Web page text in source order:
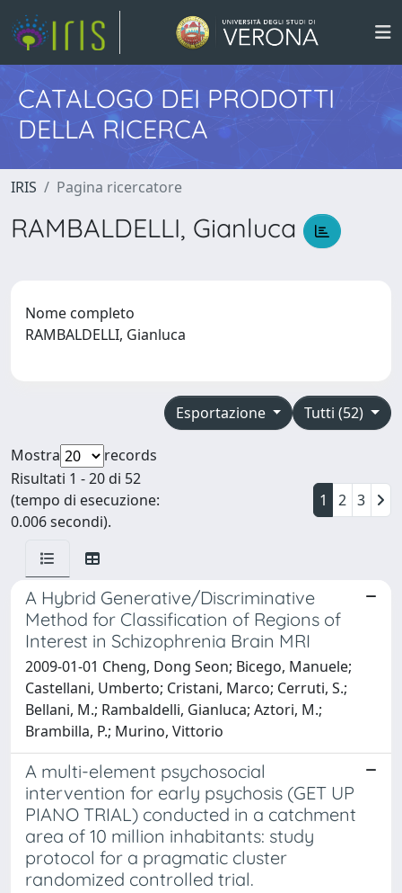
CATALOGO DEI PRODOTTI
DELLA RICERCA
IRIS Pagina ricercatore
RAMBALDELLI, Gianluca
Nome completo
RAMBALDELLI, Gianluca
Tutti (52)
Esportazione
Mostra
records
Risultati 1 - 20 di 52
(tempo di esecuzione:
0.006 secondi).
1 2 3
A Hybrid Generative/Discriminative
Method for Classification of Regions of
Interest in Schizophrenia Brain MRI
2009-01-01 Cheng, Dong Seon; Bicego, Manuele;
Castellani, Umberto; Cristani, Marco; Cerruti, S.;
Bellani, M.; Rambaldelli, Gianluca; Aztori, M.;
Brambilla, P.; Murino, Vittorio
A multi-element psychosocial
intervention for early psychosis (GET UP
PIANO TRIAL) conducted in a catchment
area of 10 million inhabitants: study
protocol for a pragmatic cluster
randomized controlled trial.